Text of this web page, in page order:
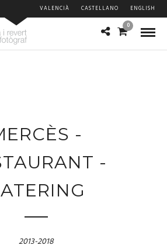
VALENCIÀ CASTELLANO ENGLISH
0
-
-
2013-2018